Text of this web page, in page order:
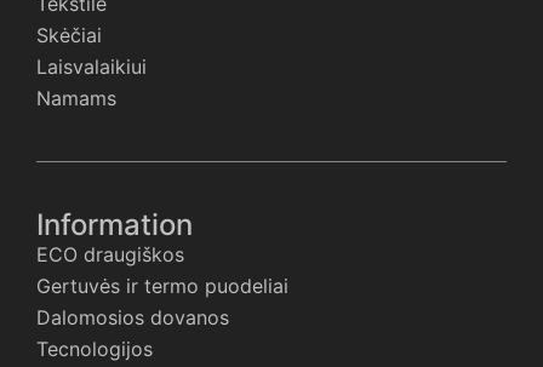
Skėčiai
Laisvalaikiui
Namams
Information
ECO draugiškos
Gertuvės ir termo puodeliai
Dalomosios dovanos
Tecnologijos